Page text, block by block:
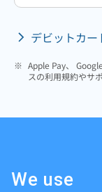
デビットカ
※ Apple Pay、
スの利用規約やサ
We use